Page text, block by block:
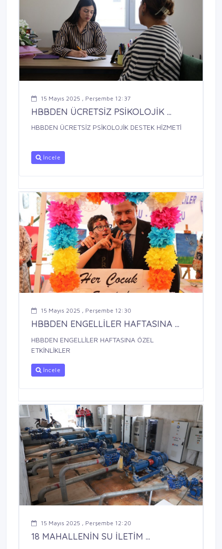
15 Mayıs 2025 , Perşembe 12:37
HBBDEN ÜCRETSİZ PSİKOLOJİK ...
HBBDEN ÜCRETSİZ PSİKOLOJİK DESTEK HİZMETİ
İncele
15 Mayıs 2025 , Perşembe 12:30
HBBDEN ENGELLİLER HAFTASINA ...
HBBDEN ENGELLİLER HAFTASINA ÖZEL
ETKİNLİKLER
İncele
15 Mayıs 2025 , Perşembe 12:20
18 MAHALLENİN SU İLETİM ...